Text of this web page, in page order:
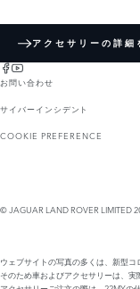
アクセサリーの詳細
お問い合わせ
サイバーインシデント
COOKIE PREFERENCE
© JAGUAR LAND ROVER LIMITED
ウェブサイトの写真の多くは、新型コ
そのため車およびアクセサリーは、実